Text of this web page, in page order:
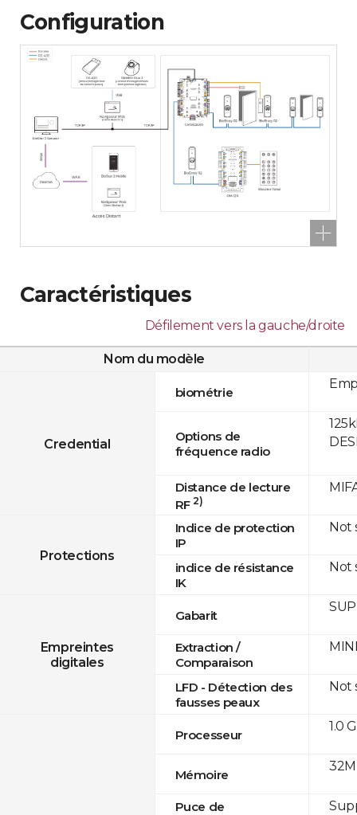
Configuration
Caractéristiques
Défilement vers la gauche/droite
Nom du modèle
Credential
biométrie
Options de
fréquence radio
Distance de lecture
RF 2)
Protections
Indice de protection
IP
indice de résistance
IK
Empreintes
digitales
Gabarit
Extraction /
Comparaison
LFD - Détection des
fausses peaux
Processeur
Mémoire
Puce de
Not
Not
Not
1.0